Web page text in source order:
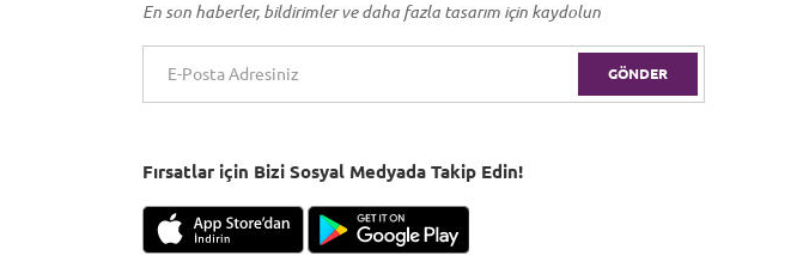
En son haberler, bildirimler ve daha fazla tasarım için kaydolun
GÖNDER
Fırsatlar için Bizi Sosyal Medyada Takip Edin!